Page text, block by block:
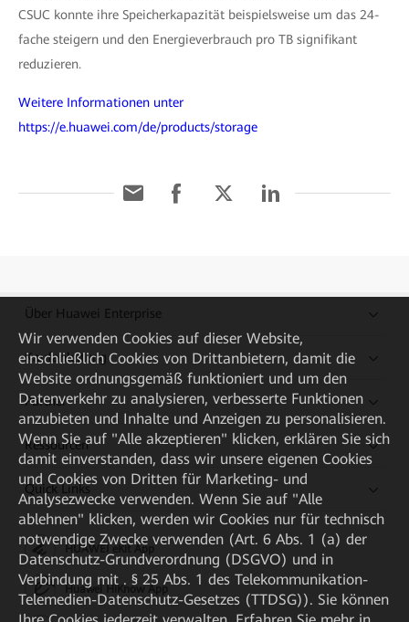
CSUC konnte ihre Speicherkapazität beispielsweise um das 24-
fache steigern und den Energieverbrauch pro TB signifikant
reduzieren.
Weitere Informationen unter
https://e.huawei.com/de/products/storage
Über Huawei Enterprise
Kaufanleitung
Partner
Ressourcen
Quick Links
HUAWEI eKit App
Huawei HiKnow App
Wir verwenden Cookies auf dieser Website,
einschließlich Cookies von Drittanbietern, damit die
Website ordnungsgemäß funktioniert und um den
Datenverkehr zu analysieren, verbesserte Funktionen
anzubieten und Inhalte und Anzeigen zu personalisieren.
Wenn Sie auf "Alle akzeptieren" klicken, erklären Sie sich
damit einverstanden, dass wir unsere eigenen Cookies
und Cookies von Dritten für Marketing- und
Analysezwecke verwenden. Wenn Sie auf "Alle
ablehnen" klicken, werden wir Cookies nur für technisch
notwendige Zwecke verwenden (Art. 6 Abs. 1 (a) der
Datenschutz-Grundverordnung (DSGVO) und in
Verbindung mit . § 25 Abs. 1 des Telekommunikation-
Telemedien-Datenschutz-Gesetzes (TTDSG)). Sie können